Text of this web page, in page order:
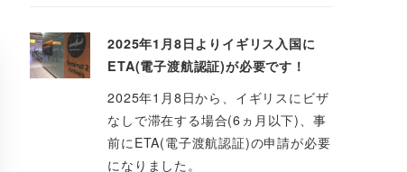
2025年1月8日よりイギリス入国に
ETA(電子渡航認証)が必要です！
2025年1月8日から、イギリスにビザ
なしで滞在する場合(6ヵ月以下)、事
前にETA(電子渡航認証)の申請が必要
になりました。